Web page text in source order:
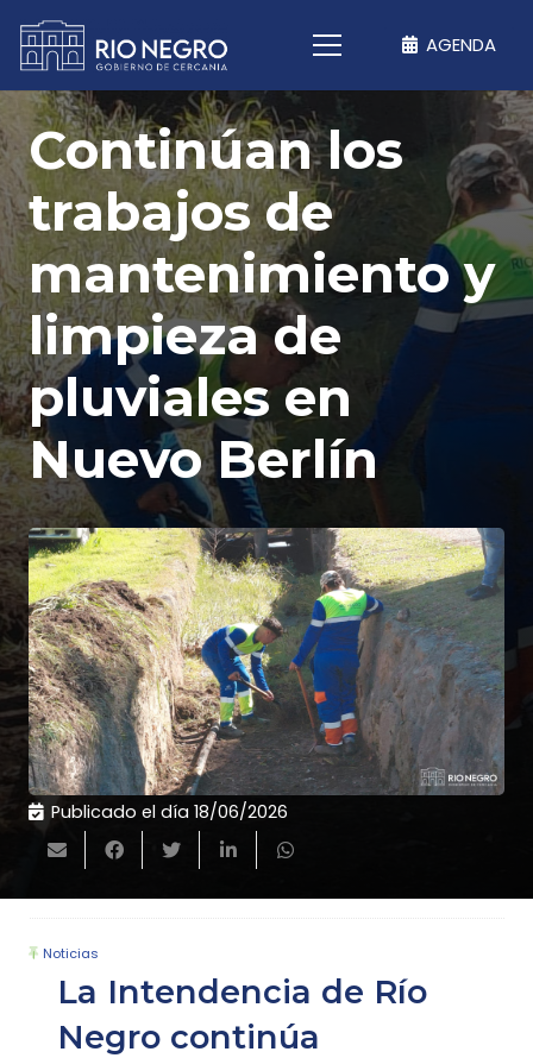
AGENDA
Continúan los
trabajos de
mantenimiento y
limpieza de
pluviales en
Nuevo Berlín
Publicado el día 18/06/2026
Noticias
La Intendencia de Río
Negro continúa